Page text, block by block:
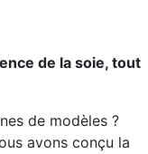
de la soie, tout
de modèles ?
avons conçu la